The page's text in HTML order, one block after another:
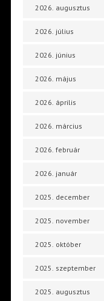
2026. augusztus
2026. július
2026. június
2026. május
2026. április
2026. március
2026. február
2026. január
2025. december
2025. november
2025. október
2025. szeptember
2025. augusztus